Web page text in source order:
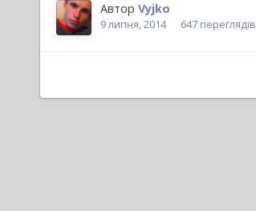
Автор Vyjko
9 липня, 2014 647 переглядів